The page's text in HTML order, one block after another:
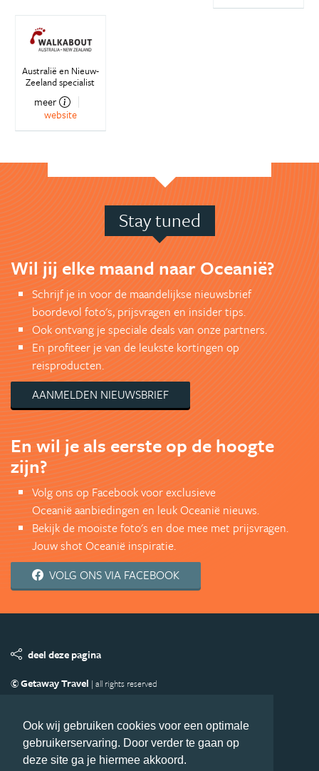
Ook wij gebruiken cookies voor een optimale
gebruikerservaring. Door verder te gaan op
deze site ga je hiermee akkoord.
Australië en Nieuw-
Zeeland specialist
meer
website
Stay tuned
Wil jij elke maand naar Oceanië?
Schrijf je in voor de maandelijkse nieuwsbrief
boordevol foto's, prijsvragen en insider tips.
Ook ontvang je speciale deals van onze partners.
En profiteer je van de leukste kortingen op
reisproducten.
AANMELDEN NIEUWSBRIEF
En wil je als eerste op de hoogte
zijn?
Volg ons op Facebook voor exclusieve
Oceanië aanbiedingen en leuk Oceanië nieuws.
Bekijk de mooiste foto's en doe mee met prijsvragen.
Jouw shot Oceanië inspiratie.
VOLG ONS VIA FACEBOOK
deel deze pagina
© Getaway Travel | all rights reserved
Copyright
Privacy statement Disclaimer
Cookies
Volg Oceanie.nl
Nieuwsbrief
Facebook